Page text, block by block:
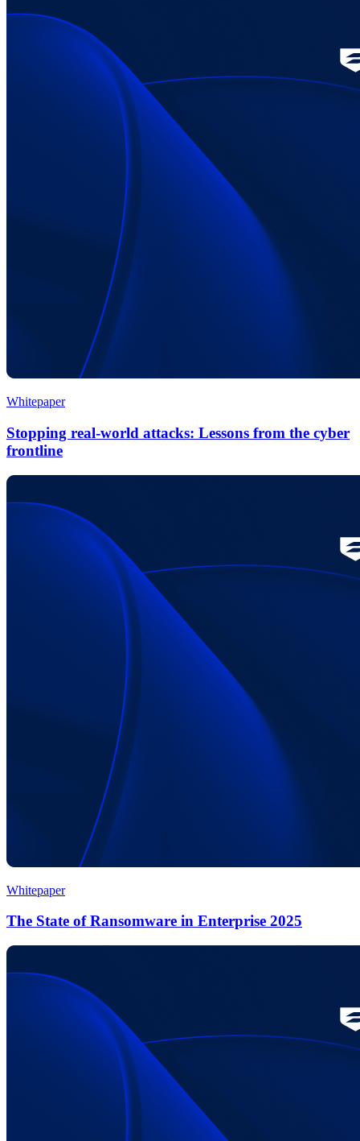
Whitepaper
Stopping real‑world attacks: Lessons from the cyber
frontline
Whitepaper
The State of Ransomware in Enterprise 2025